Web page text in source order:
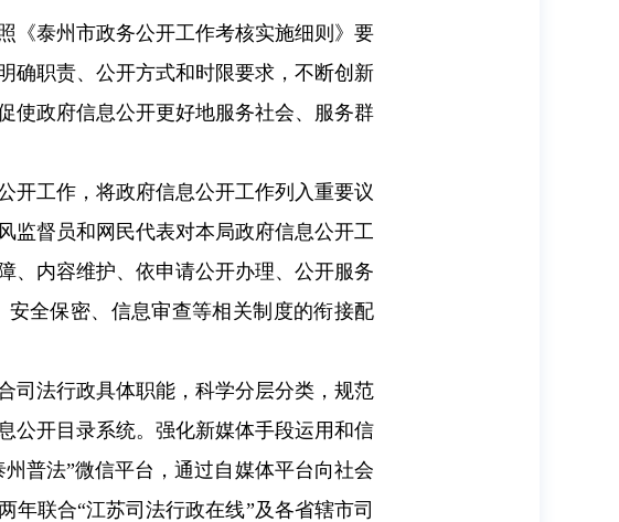
《泰州市政务公开工作考核实施细则》要
确职责、公开方式和时限要求，不断创新
使政府信息公开更好地服务社会、服务群
工作，将政府信息公开工作列入重要议
监督员和网民代表对本局政府信息公开工
、内容维护、依申请公开办理、公开服务
全保密、信息审查等相关制度的衔接配
法行政具体职能，科学分层分类，规范
公开目录系统。强化新媒体手段运用和信
州普法”微信平台，通过自媒体平台向社会
年联合“江苏司法行政在线”及各省辖市司